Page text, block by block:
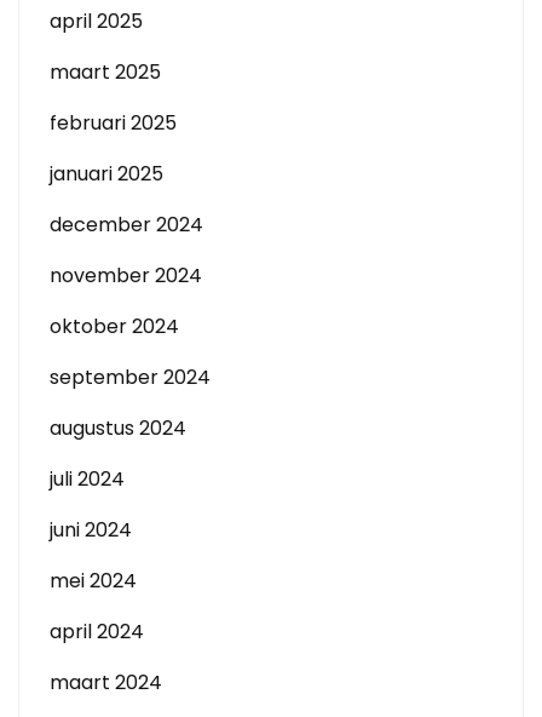
april 2025
maart 2025
februari 2025
januari 2025
december 2024
november 2024
oktober 2024
september 2024
augustus 2024
juli 2024
juni 2024
mei 2024
april 2024
maart 2024